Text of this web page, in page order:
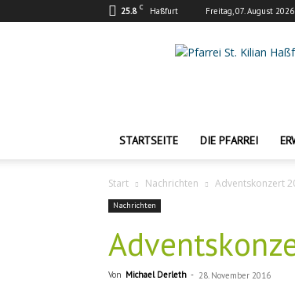
25.8 C Haßfurt Freitag, 07. August 2026
Pfarrei
STARTSEITE DIE PFARREI
Start Nachrichten Adventskonzert
Nachrichten
Von Michael Derleth - 28. November 2016